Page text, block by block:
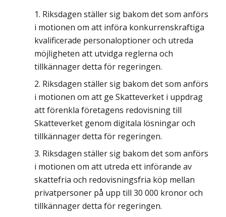
Riksdagen ställer sig bakom det som anförs
i motionen om att införa konkurrenskraftiga
kvalificerade personaloptioner och utreda
möjligheten att utvidga reglerna och
tillkännager detta för regeringen.
Riksdagen ställer sig bakom det som anförs
i motionen om att ge Skatteverket i uppdrag
att förenkla företagens redovisning till
Skatteverket genom digitala lösningar och
tillkännager detta för regeringen.
Riksdagen ställer sig bakom det som anförs
i motionen om att utreda ett införande av
skattefria och redovisningsfria köp mellan
privatpersoner på upp till 30 000 kronor och
tillkännager detta för regeringen.